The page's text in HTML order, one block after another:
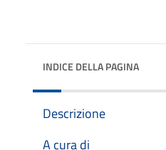
INDICE DELLA PAGINA
Descrizione
A cura di